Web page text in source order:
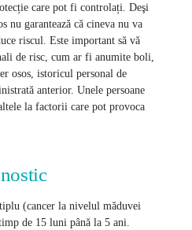
care pot fi controlați. Deşi
nu garantează că cineva nu va
riscul. Este important să vă
de risc, cum ar fi anumite boli,
osos, istoricul personal de
anterior. Unele persoane
la factorii care pot provoca
(cancer la nivelul măduvei
de 15 luni până la 5 ani.